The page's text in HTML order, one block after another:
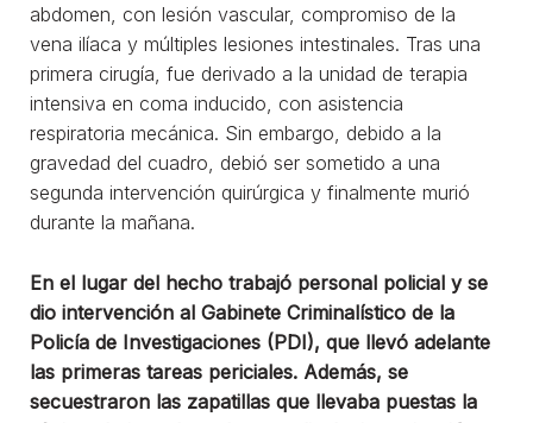
abdomen, con lesión vascular, compromiso de la
vena ilíaca y múltiples lesiones intestinales. Tras una
primera cirugía, fue derivado a la unidad de terapia
intensiva en coma inducido, con asistencia
respiratoria mecánica. Sin embargo, debido a la
gravedad del cuadro, debió ser sometido a una
segunda intervención quirúrgica y finalmente murió
durante la mañana.
En el lugar del hecho trabajó personal policial y se
dio intervención al Gabinete Criminalístico de la
Policía de Investigaciones (PDI), que llevó adelante
las primeras tareas periciales. Además, se
secuestraron las zapatillas que llevaba puestas la